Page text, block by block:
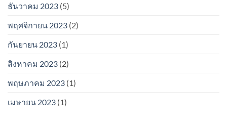
ธันวาคม 2023 (5)
พฤศจิกายน 2023 (2)
กันยายน 2023 (1)
สิงหาคม 2023 (2)
พฤษภาคม 2023 (1)
เมษายน 2023 (1)